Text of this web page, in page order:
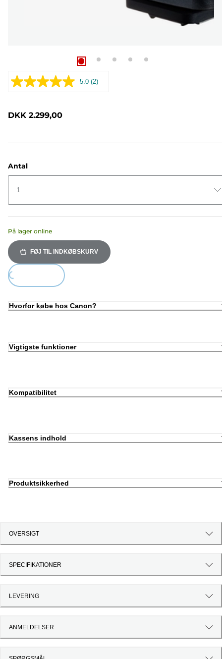
5.0 Læs
(2)
DKK 2.299,00
Antal
1
På lager online
FØJ TIL INDKØBSKURV
Hvorfor købe hos Canon?
Vigtigste funktioner
Kompatibilitet
Kassens indhold
Produktsikkerhed
OVERSIGT
SPECIFIKATIONER
LEVERING
ANMELDELSER